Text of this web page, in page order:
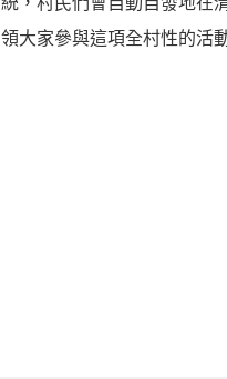
領大家參與這項全村性的活